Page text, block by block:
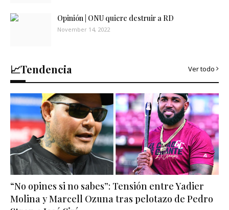
Opinión | ONU quiere destruir a RD
November 14, 2022
📈Tendencia Ver todo
“No opines si no sabes”: Tensión entre Yadier
Molina y Marcell Ozuna tras pelotazo de Pedro